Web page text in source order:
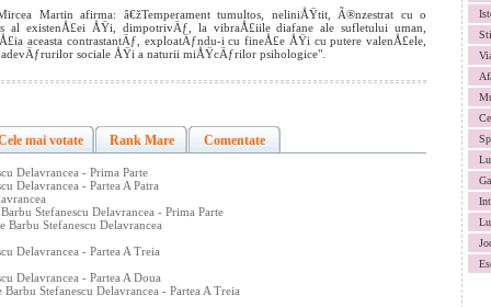
Martin afirma: â€žTemperament tumultos, neliniÅŸtit, Ã®nzestrat cu o
al existenÅ£ei ÅŸi, dimpotrivÄƒ, la vibraÅ£iile diafane ale sufletului uman,
aceasta contrastantÄƒ, exploatÄƒndu-i cu fineÅ£e ÅŸi cu putere valenÅ£ele,
sociale ÅŸi a naturii miÅŸcÄƒrilor psihologice".
mai votate Rank Mare Comentate
Delavrancea - Prima Parte
Delavrancea - Partea A Patra
Stefanescu Delavrancea - Prima Parte
Stefanescu Delavrancea
Delavrancea - Partea A Treia
Delavrancea - Partea A Doua
Stefanescu Delavrancea - Partea A Treia